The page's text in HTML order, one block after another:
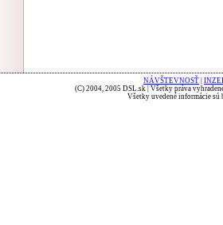
NÁVŠTEVNOSŤ
(C) 2004, 2005 DSL.sk | Všetky práva
Všetky uvedené informácie sú